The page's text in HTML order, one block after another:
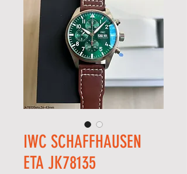
IWC SCHAFFHAUSEN
ETA JK78135